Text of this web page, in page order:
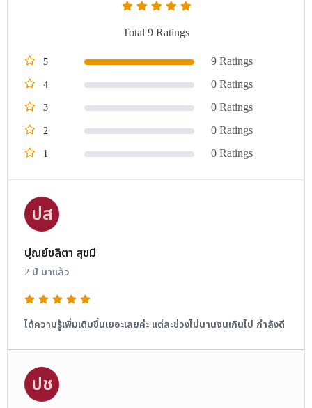
Total 9 Ratings
5 9 Ratings
4 0 Ratings
3 0 Ratings
2 0 Ratings
1 0 Ratings
ปส
ปุณย์ชลิตา สุขมี
2 ปี มาแล้ว
ได้ความรู้เพิ่มเติมขึ้นเยอะเลยค่ะ แต่ละช่วงไม่นานจนเกินไป กำลังดี
ปช